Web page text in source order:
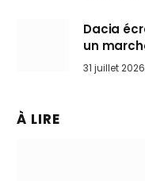
Dacia
un
31 juillet 2026
À LIRE